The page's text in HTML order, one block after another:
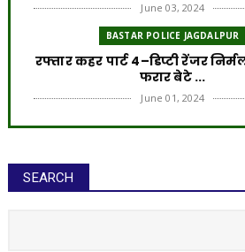
June 03, 2024
BASTAR POLICE JAGDALPUR
रफ्तार कहर पार्ट 4–डिप्टी रेंजर
फरार बेटे ...
June 01, 2024
ROAD ACCIDENT
May 30, 2024
SEARCH